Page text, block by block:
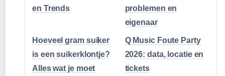
en Trends
problemen en
eigenaar
Hoeveel gram suiker
is een suikerklontje?
Alles wat je moet
Q Music Foute Party
2026: data, locatie en
tickets